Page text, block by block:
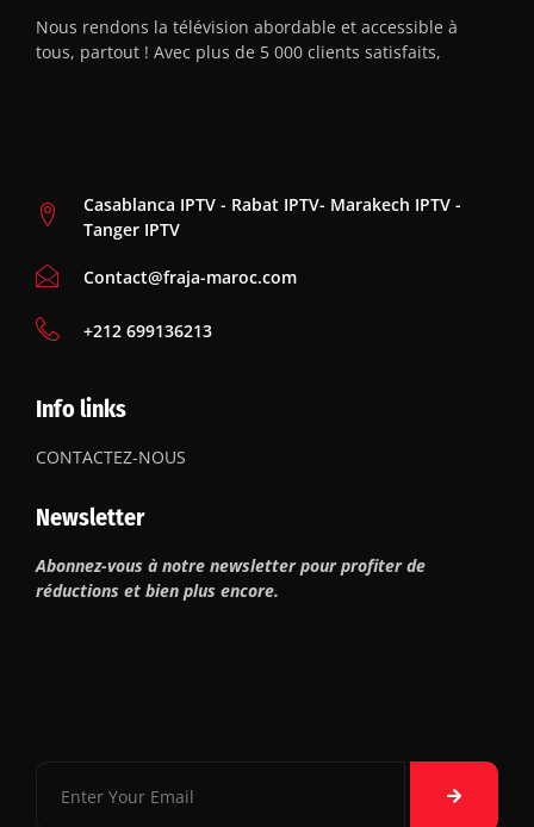
Nous rendons la télévision abordable et accessible à
tous, partout ! Avec plus de 5 000 clients satisfaits,
Casablanca IPTV - Rabat IPTV- Marakech IPTV -
Tanger IPTV
Contact@fraja-maroc.com
‪+212 699136213
Info links
CONTACTEZ-NOUS
Newsletter
Abonnez-vous à notre newsletter pour profiter de
réductions et bien plus encore.